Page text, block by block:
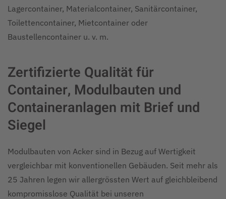
Lagercontainer, Materialcontainer, Sanitärcontainer,
Toilettencontainer, Mietcontainer oder
Baustellencontainer u. v. m.
Zertifizierte Qualität für
Container, Modulbauten und
Containeranlagen mit Brief und
Siegel
Modulbauten von Acker sind in Bezug auf Wertigkeit
vergleichbar mit konventionellen Gebäuden. Seit mehr als
25 Jahren legen wir allergrössten Wert auf gleichbleibend
kompromisslose Qualität bei unseren